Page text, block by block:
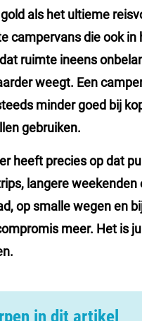
als het ultieme
campervans die ook
ruimte ineens
weegt. Een
minder goed bij
gebruiken.
heeft precies op dat
langere
op smalle wegen en
meer. Het is
in dit artikel